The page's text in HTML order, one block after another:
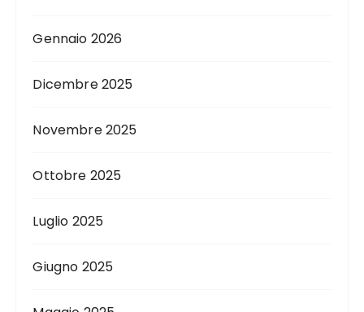
Gennaio 2026
Dicembre 2025
Novembre 2025
Ottobre 2025
Luglio 2025
Giugno 2025